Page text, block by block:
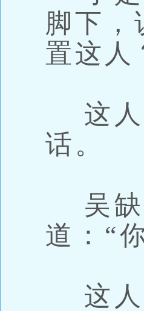
脚下，
置这人
这人
话。
吴缺
道：“
这人